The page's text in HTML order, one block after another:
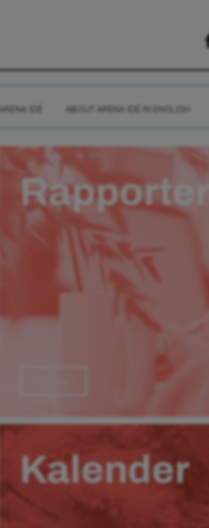
IDÉ ABOUT ARENA IDÉ IN ENGLISH
Rapporter
Kalender